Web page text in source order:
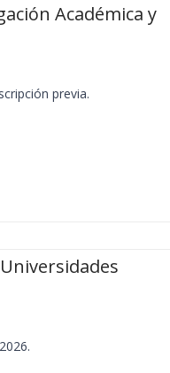
Académica y
previa.